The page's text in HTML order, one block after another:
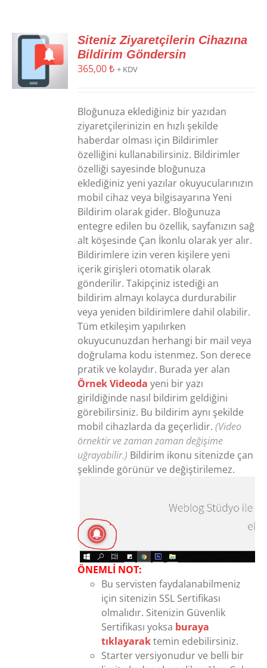
Siteniz Ziyaretçilerin Cihazına
Bildirim Göndersin
365,00₺ + KDV
Bloğunuza eklediğiniz bir yazıdan
ziyaretçilerinizin en hızlı şekilde
haberdar olması için Bildirimler
özelliğini kullanabilirsiniz. Bildirimler
özelliği sayesinde bloğunuza
eklediğiniz yeni yazılar okuyucularınızın
mobil cihaz veya bilgisayarına Yeni
Bildirim olarak gider. Bloğunuza
entegre edilen bu özellik, sayfanızın sağ
alt köşesinde Çan İkonlu olarak yer alır.
Bildirimlere izin veren kişilere yeni
içerik girişleri otomatik olarak
gönderilir. Takipçiniz istediği an
bildirim almayı kolayca durdurabilir
veya yeniden bildirimlere dahil olabilir.
Tüm etkileşim yapılırken
okuyucunuzdan herhangi bir mail veya
doğrulama kodu istenmez. Son derece
pratik ve kolaydır. Burada yer alan
Örnek Videoda yeni bir yazı
girildiğinde nasıl bildirim geldiğini
görebilirsiniz. Bu bildirim aynı şekilde
mobil cihazlarda da geçerlidir.(Video
örnektir ve zaman zaman değişime
uğrayabilir.) Bildirim ikonu sitenizde çan
şeklinde görünür ve değiştirilemez.
ÖNEMLİ NOT:
Bu servisten faydalanabilmeniz
için sitenizin SSL Sertifikası
olmalıdır. Sitenizin Güvenlik
Sertifikası yoksa buraya
tıklayaraktemin edebilirsiniz.
Starter versiyonudur ve belli bir